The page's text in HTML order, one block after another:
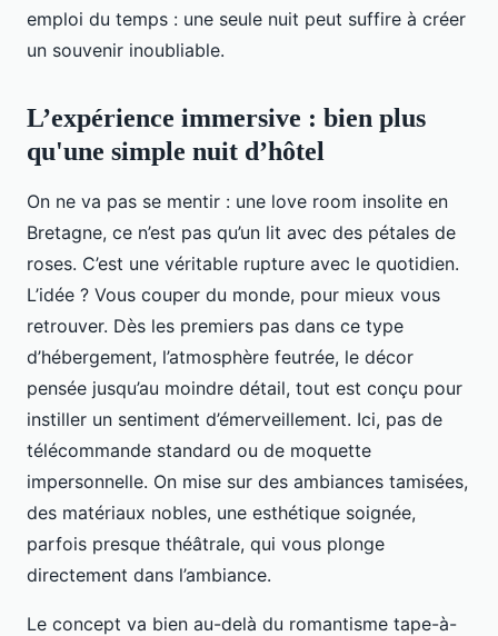
emploi du temps : une seule nuit peut suffire à créer
un souvenir inoubliable.
L’expérience immersive : bien plus
qu'une simple nuit d’hôtel
On ne va pas se mentir : une love room insolite en
Bretagne, ce n’est pas qu’un lit avec des pétales de
roses. C’est une véritable rupture avec le quotidien.
L’idée ? Vous couper du monde, pour mieux vous
retrouver. Dès les premiers pas dans ce type
d’hébergement, l’atmosphère feutrée, le décor
pensée jusqu’au moindre détail, tout est conçu pour
instiller un sentiment d’émerveillement. Ici, pas de
télécommande standard ou de moquette
impersonnelle. On mise sur des ambiances tamisées,
des matériaux nobles, une esthétique soignée,
parfois presque théâtrale, qui vous plonge
directement dans l’ambiance.
Le concept va bien au-delà du romantisme tape-à-